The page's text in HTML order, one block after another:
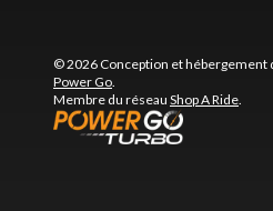
© 2026 Conception et hébergement
Power Go
Membre du réseau Shop A Ride